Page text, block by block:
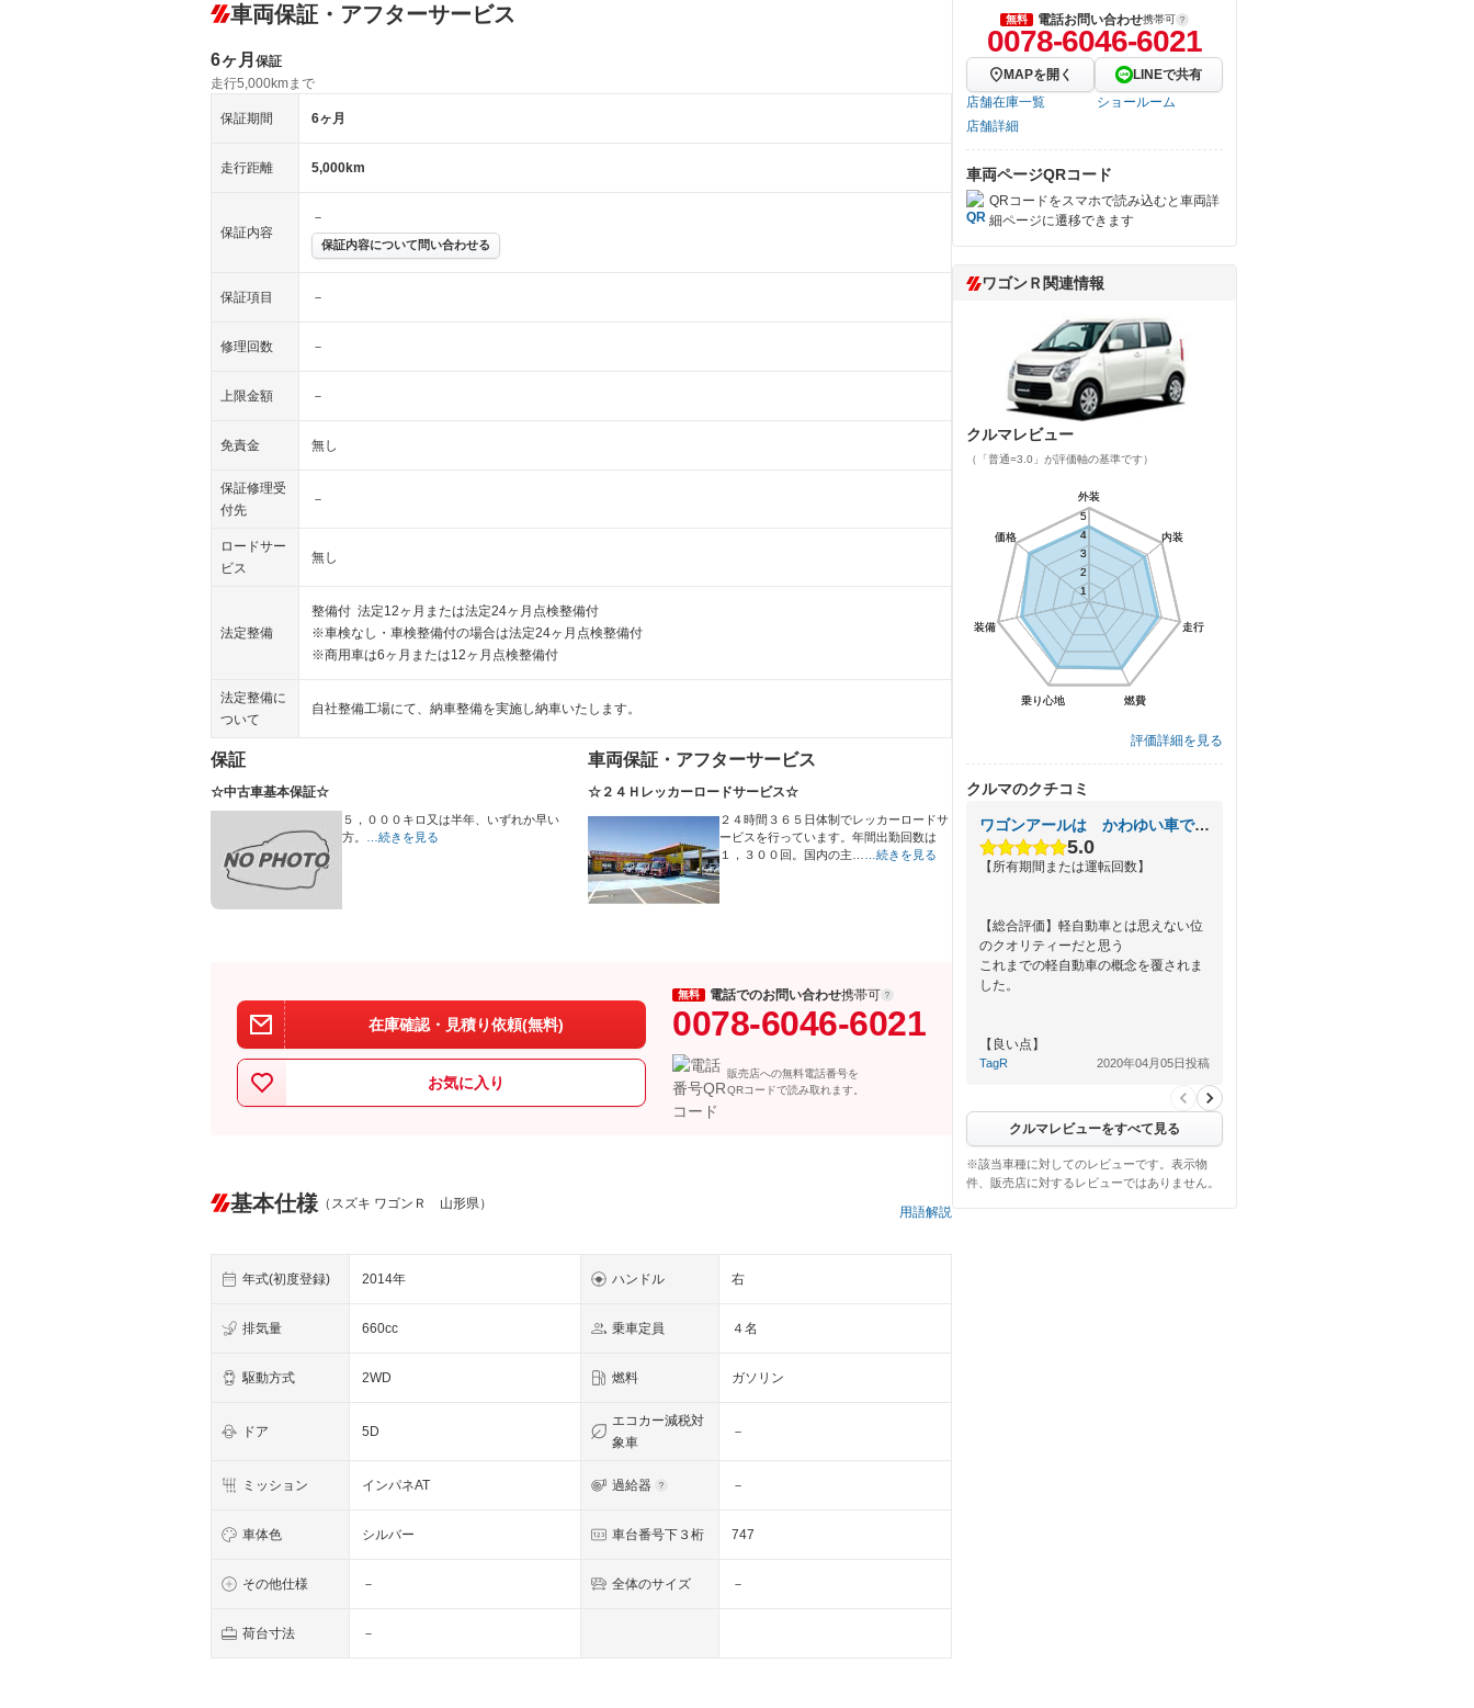
車両保証・アフターサービス
6ヶ月 保証
走行5,000kmまで
保証期間 6ヶ月
走行距離 5,000km
保証内容
－
保証内容について問い合わせる
保証項目 －
修理回数 －
上限金額 －
免責金 無し
保証修理受
付先
－
ロードサー
ビス
無し
法定整備
整備付 法定12ヶ月または法定24ヶ月点検整備付
※車検なし・車検整備付の場合は法定24ヶ月点検整備付
※商用車は6ヶ月または12ヶ月点検整備付
法定整備に
ついて
自社整備工場にて、納車整備を実施し納車いたします。
保証
☆中古車基本保証☆
５，０００キロ又は半年、いずれか早い
方。
…続きを見る
車両保証・アフターサービス
☆２４Ｈレッカーロードサービス☆
２４時間３６５日体制でレッカーロードサ
ービスを行っています。年間出勤回数は
１，３００回。国内の主…
…続きを見る
在庫確認・見積り依頼(無料)
お気に入り
無料 電話でのお問い合わせ携帯可
0078-6046-6021
販売店への無料電話番号を
QRコードで読み取れます。
基本仕様 （スズキ ワゴンＲ 山形県）
用語解説
年式(初度登録) 2014年 ハンドル 右
排気量 660cc 乗車定員 ４名
駆動方式 2WD 燃料 ガソリン
ドア 5D
エコカー減税対
象車
－
ミッション インパネAT 過給器 －
車体色 シルバー 車台番号下３桁 747
その他仕様 － 全体のサイズ －
荷台寸法 －
無料 電話お問い合わせ携帯可
0078-6046-6021
MAPを開く
LINEで共有
店舗在庫一覧
ショールーム
店舗詳細
車両ページQRコード
QRコードをスマホで読み込むと車両詳
細ページに遷移できます
ワゴンＲ関連情報
クルマレビュー
（「普通=3.0」が評価軸の基準です）
外装
内装
走行
燃費
乗り心地
装備
価格
1
2
3
4
5
外装
内装
走行
燃費
乗り心地
装備
価格
1
2
3
4
5
評価詳細を見る
クルマのクチコミ
ワゴンアールは かわゆい車でアール！
5.0
【所有期間または運転回数】
【総合評価】軽自動車とは思えない位
のクオリティーだと思う
これまでの軽自動車の概念を覆されま
した。
【良い点】
今のところ全てにおいて良し。
パーツも豊富で 車いじりには適して
TagR 2020年04月05日投稿
クルマレビューをすべて見る
※該当車種に対してのレビューです。表示物
件、販売店に対するレビューではありません。